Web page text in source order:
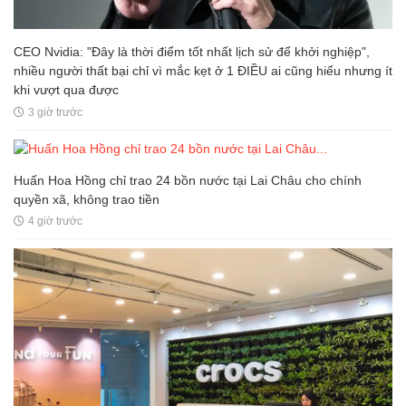
CEO Nvidia: "Đây là thời điểm tốt nhất lịch sử để khởi nghiệp",
nhiều người thất bại chỉ vì mắc kẹt ở 1 ĐIỀU ai cũng hiểu nhưng ít
khi vượt qua được
3 giờ trước
Huấn Hoa Hồng chỉ trao 24 bồn nước tại Lai Châu cho chính
quyền xã, không trao tiền
4 giờ trước